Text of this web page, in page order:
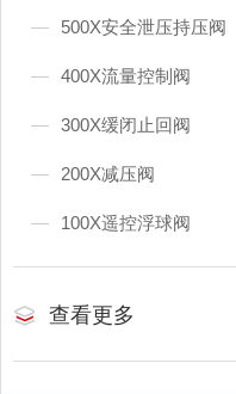
500X安全泄压持压阀
400X流量控制阀
300X缓闭止回阀
200X减压阀
100X遥控浮球阀
查看更多